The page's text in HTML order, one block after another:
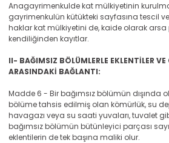
Anagayrimenkulde kat mülkiyetinin
gayrimenkulün kütükteki sayfasına tescil
haklar kat mülkiyetini de, kaide olarak arsa
kendiliğinden kayıtlar.
II- BAĞIMSIZ BÖLÜMLERLE EKLENTİLER VE
ARASINDAKİ BAĞLANTI:
Madde 6 - Bir bağımsız bölümün
bölüme tahsis edilmiş olan kömürlük, su
havagazı veya su saati yuvaları, tuvalet
bağımsız bölümün bütünleyici parçası
eklentilerin de tek başına maliki olur.